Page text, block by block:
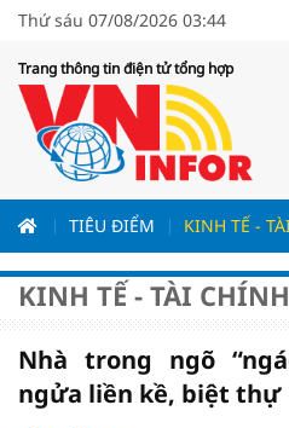
Thứ sáu 07/08/2026 03:44
Trang thông tin điện tử tổng hợp
TIÊU ĐIỂM KINH TẾ -
KINH TẾ - TÀI CHÍNH
Nhà trong ngõ
ngửa liền kề, biệt thự